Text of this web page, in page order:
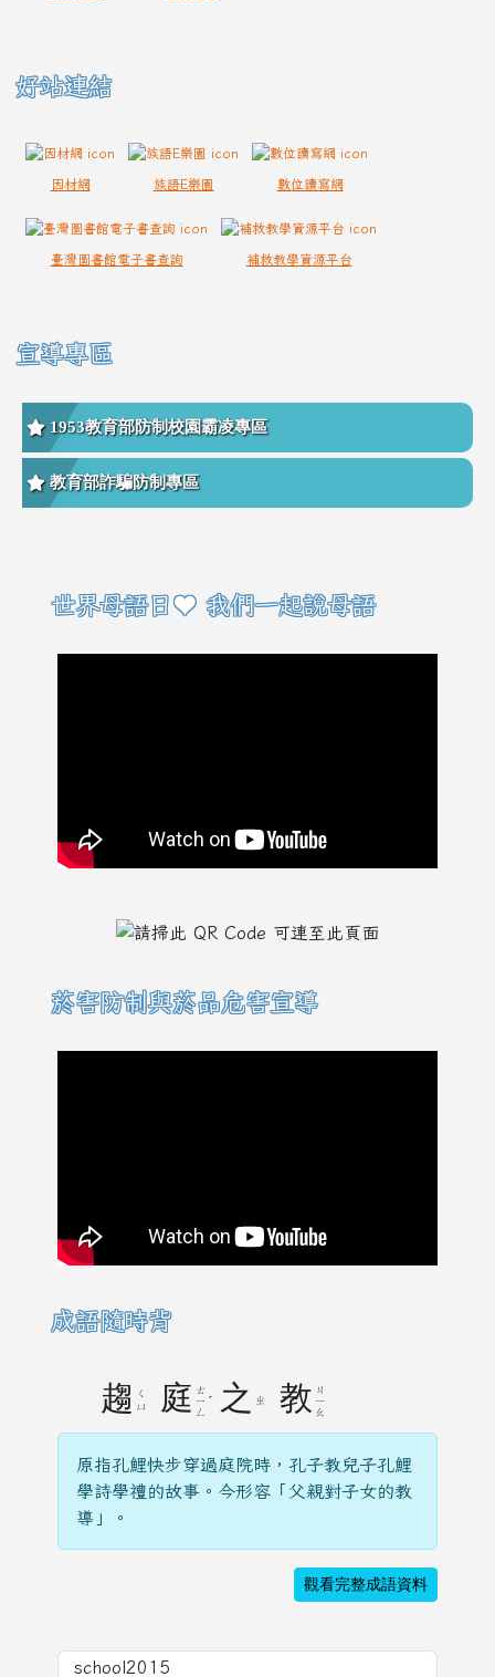
好站連結
因材網 族語E樂園 數位讀寫網
臺灣圖書館電子書查詢 補救教學資源平台
宣導專區
1953教育部防制校園霸凌專區
教育部詐騙防制專區
右邊區域內容
世界母語日♥ 我們一起說母語
菸害防制與菸品危害宣導
成語隨時背
趨
ㄑ
ㄩ
庭 ㄊ
ㄧ
ㄥ
ˊ 之 ㄓ 教 ㄐ
ㄧ
ㄠ
原指孔鯉快步穿過庭院時，孔子教兒子孔鯉
學詩學禮的故事。今形容「父親對子女的教
導」。
觀看完整成語資料